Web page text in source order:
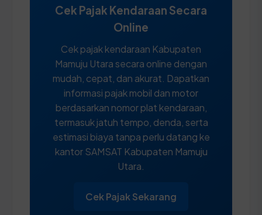
Cek Pajak Kendaraan Secara
Online
Cek pajak kendaraan Kabupaten
Mamuju Utara secara online dengan
mudah, cepat, dan akurat. Dapatkan
informasi pajak mobil dan motor
berdasarkan nomor plat kendaraan,
termasuk jatuh tempo, denda, serta
estimasi biaya tanpa perlu datang ke
kantor SAMSAT Kabupaten Mamuju
Utara.
Cek Pajak Sekarang